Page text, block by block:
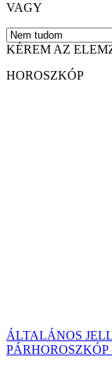
VAGY
KÉREM AZ
HOROSZKÓP
ÁLTALÁNOS
PÁRHOROSZKÓP